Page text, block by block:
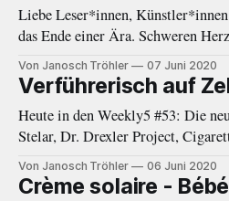
Liebe Leser*innen, Künstler*innen
das Ende einer Ära. Schweren Herzens habe ich mich
entschieden, eine Auszeit von
den letzten Monaten fehlte mir
Energie, welche diese Plattform
Als das Online-Magazin
Von Janosch Tröhler 07 Juni 2020
Verführerisch auf
Heute in den Weekly5 #53: Die
Stelar, Dr. Drexler Project,
Woodkid.
Von Janosch Tröhler 06 Juni 2020
Crème solaire -